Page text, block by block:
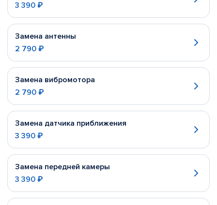
3 390 ₽
Замена антенны
2 790 ₽
Замена вибромотора
2 790 ₽
Замена датчика приближения
3 390 ₽
Замена передней камеры
3 390 ₽